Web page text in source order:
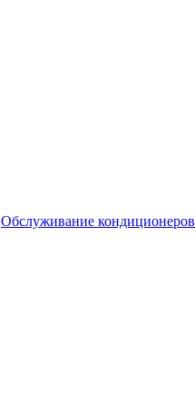
Обслуживание кондиционеров